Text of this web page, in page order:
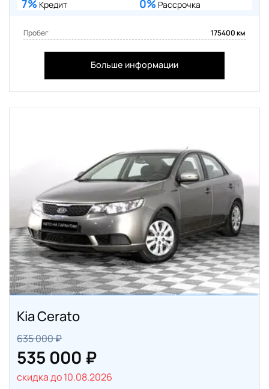
7% Кредит 0% Рассрочка
Пробег 175400 км
Больше информации
Kia Cerato
635 000 ₽
535 000 ₽
скидка до 10.08.2026